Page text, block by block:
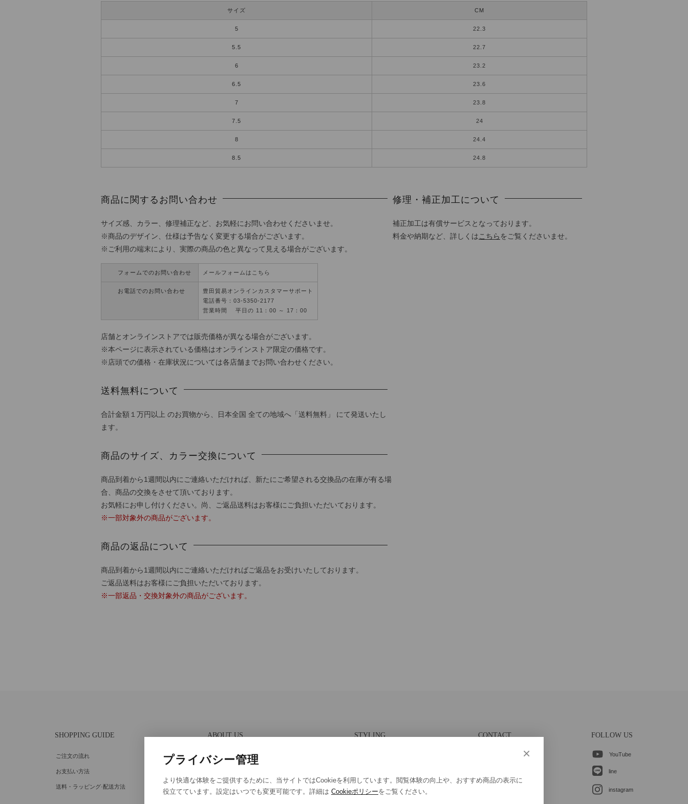
サイズ CM
5 22.3
5.5 22.7
6 23.2
6.5 23.6
7 23.8
7.5 24
8 24.4
8.5 24.8
商品に関するお問い合わせ
サイズ感、カラー、修理補正など、お気軽にお問い合わせくださいませ。
※商品のデザイン、仕様は予告なく変更する場合がございます。
※ご利用の端末により、実際の商品の色と異なって見える場合がございます。
フォームでのお問い合わせ メールフォームはこちら
お電話でのお問い合わせ
豊田貿易オンラインカスタマーサポート
電話番号：03-5350-2177
営業時間 平日の 11：00 ～ 17：00
店舗とオンラインストアでは販売価格が異なる場合がございます。
※本ページに表示されている価格はオンラインストア限定の価格です。
※店頭での価格・在庫状況については各店舗までお問い合わせください。
送料無料について
合計金額１万円以上 のお買物から、日本全国 全ての地域へ「送料無料」 にて発送いたし
ます。
商品のサイズ、カラー交換について
商品到着から1週間以内にご連絡いただければ、新たにご希望される交換品の在庫が有る場
合、商品の交換をさせて頂いております。
お気軽にお申し付けください。尚、ご返品送料はお客様にご負担いただいております。
※一部対象外の商品がございます。
商品の返品について
商品到着から1週間以内にご連絡いただければご返品をお受けいたしております。
ご返品送料はお客様にご負担いただいております。
※一部返品・交換対象外の商品がございます。
修理・補正加工について
補正加工は有償サービスとなっております。
料金や納期など、詳しくは こちら をご覧くださいませ。
SHOPPING GUIDE
ご注文の流れ
お支払い方法
送料・ラッピング·配送方法
ABOUT US
個人情報保護方針
STYLING CONTACT FOLLOW US
YouTube
line
instagram
×
プライバシー管理
より快適な体験をご提供するために、当サイトではCookieを利用しています。閲覧体験の向上や、おすすめ商品の表示に
役立てています。設定はいつでも変更可能です。詳細は Cookieポリシーをご覧ください。